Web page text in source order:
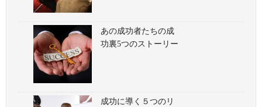
あの成功者たちの成
功裏5つのストーリー
成功に導く５つのリ